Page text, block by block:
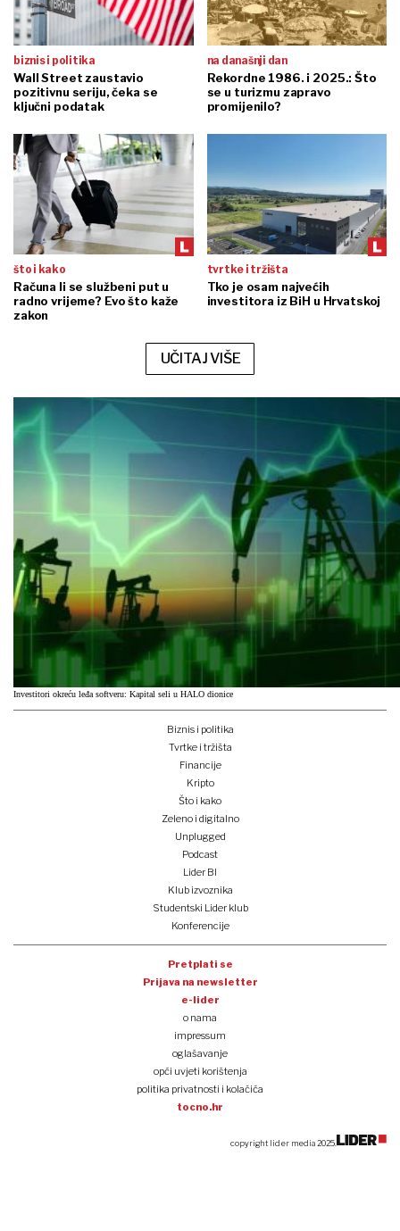
biznis i politika
Wall Street zaustavio
pozitivnu seriju, čeka se
ključni podatak
na današnji dan
Rekordne 1986. i 2025.: Što
se u turizmu zapravo
promijenilo?
što i kako
Računa li se službeni put u
radno vrijeme? Evo što kaže
zakon
tvrtke i tržišta
Tko je osam najvećih
investitora iz BiH u Hrvatskoj
UČITAJ VIŠE
Investitori okreću leđa softveru: Kapital seli u HALO dionice
Biznis i politika
Tvrtke i tržišta
Financije
Kripto
Što i kako
Zeleno i digitalno
Unplugged
Podcast
Lider BI
Klub izvoznika
Studentski Lider klub
Konferencije
Pretplati se
Prijava na newsletter
e-lider
o nama
impressum
oglašavanje
opći uvjeti korištenja
politika privatnosti i kolačića
tocno.hr
copyright lider media 2025.